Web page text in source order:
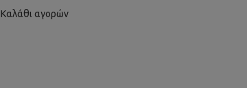
Καλάθι αγορών